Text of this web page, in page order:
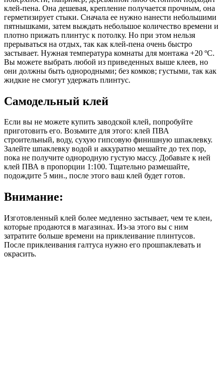
клей-пена. Она дешевая, крепление получается прочным, она
герметизирует стыки. Сначала ее нужно нанести небольшими
пятнышками, затем выждать небольшое количество времени и
плотно прижать плинтус к потолку. Но при этом нельзя
прерываться на отдых, так как клей-пена очень быстро
застывает. Нужная температура комнаты для монтажа +20 ºС.
Вы можете выбрать любой из приведенных выше клеев, но
они должны быть однородными; без комков; густыми, так как
жидкие не смогут удержать плинтус.
Самодельный клей
Если вы не можете купить заводской клей, попробуйте
приготовить его. Возьмите для этого: клей ПВА
строительный, воду, сухую гипсовую финишную шпаклевку.
Залейте шпаклевку водой и аккуратно мешайте до тех пор,
пока не получите однородную густую массу. Добавьте к ней
клей ПВА в пропорции 1:100. Тщательно размешайте,
подождите 5 мин., после этого ваш клей будет готов.
Внимание:
Изготовленный клей более медленно застывает, чем те клеи,
которые продаются в магазинах. Из-за этого вы с ним
затратите больше времени на приклеивание плинтусов.
После приклеивания галтуса нужно его прошпаклевать и
окрасить.